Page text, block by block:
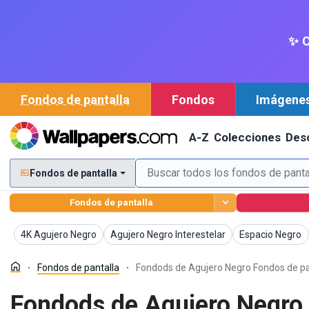
✨
Fondos de pantalla Fondos
A-Z Colecciones
Fondos de pantalla
Fondos de pantalla
4K Agujero Negro
Fondos de pantalla Agujero Negro Interestelar
Fondos de pantalla Espacio Negro
Fondos de
Fondos de pantalla Fondods de Agujero Negro Fondos de